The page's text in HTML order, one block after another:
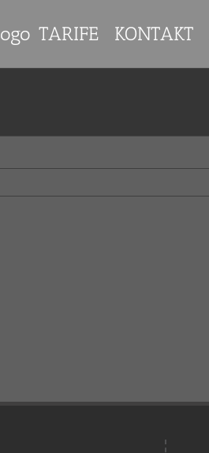
TARIFE KONTAKT